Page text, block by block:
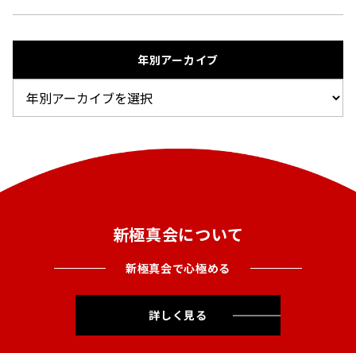
年別アーカイブ
新極真会について
新極真会で心極める
詳しく見る